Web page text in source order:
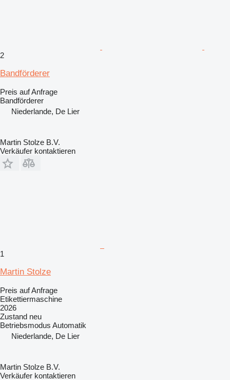
2
Bandförderer
Preis auf Anfrage
Bandförderer
Niederlande, De Lier
Martin Stolze B.V.
Verkäufer kontaktieren
1
Martin Stolze
Preis auf Anfrage
Etikettiermaschine
2026
Zustand neu
Betriebsmodus Automatik
Niederlande, De Lier
Martin Stolze B.V.
Verkäufer kontaktieren